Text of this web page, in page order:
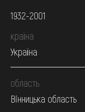
1932-2001
країна
Україна
область
Вінницька область